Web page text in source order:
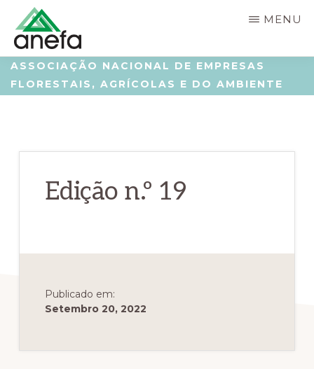
main
content
Saltar
para
a
barra
ANEFA
Associação
Nacional
Agrícolas
Ambiente
MENU
ASSOCIAÇÃO NACIONAL DE EMPRESAS
FLORESTAIS, AGRÍCOLAS E DO AMBIENTE
Edição n.º 19
Publicado em:
Setembro 20, 2022